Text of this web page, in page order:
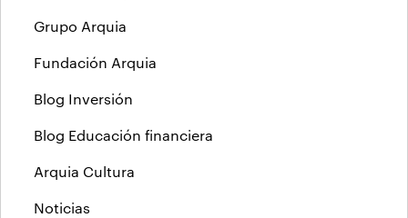
Grupo Arquia
Fundación Arquia
Blog Inversión
Blog Educación financiera
Arquia Cultura
Noticias